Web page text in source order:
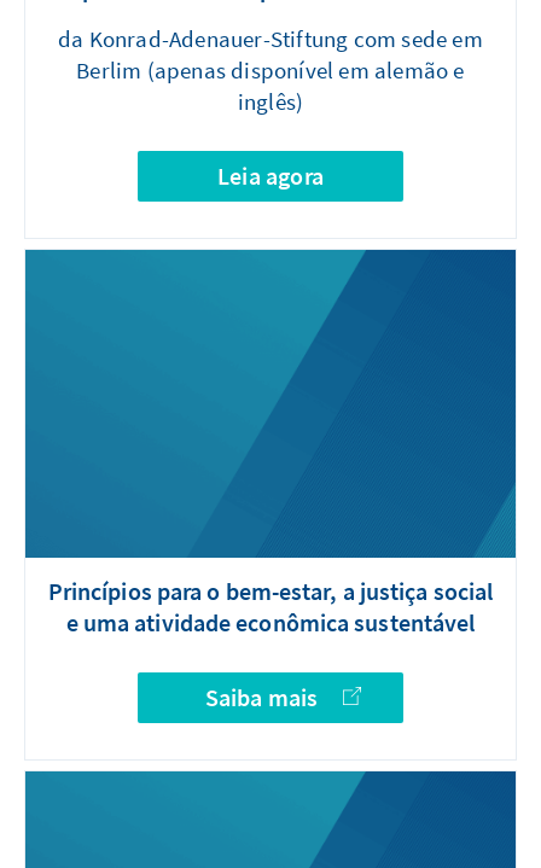
da Konrad-Adenauer-Stiftung com sede em
Berlim (apenas disponível em alemão e
inglês)
Leia agora
Princípios para o bem-estar, a justiça social
e uma atividade econômica sustentável
Saiba mais